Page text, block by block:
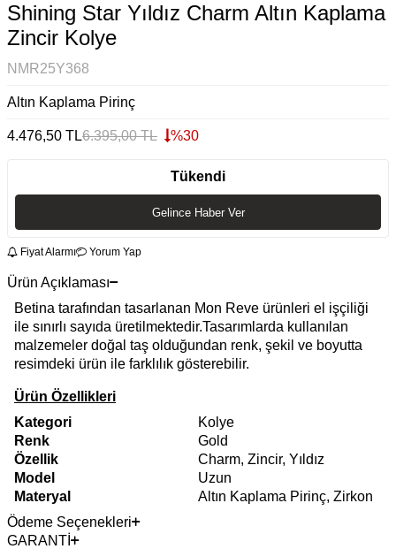
Shining Star Yıldız Charm Altın Kaplama
Zincir Kolye
NMR25Y368
Altın Kaplama Pirinç
4.476,50 TL6.395,00TL %30
Tükendi
Gelince Haber Ver
Fiyat Alarmı Yorum Yap
Ürün Açıklaması
Betina tarafından tasarlanan Mon Reve ürünleri el işçiliği
ile sınırlı sayıda üretilmektedir.Tasarımlarda kullanılan
malzemeler doğal taş olduğundan renk, şekil ve boyutta
resimdeki ürün ile farklılık gösterebilir.
Ürün Özellikleri
Kategori
Kolye
Renk
Gold
Özellik
Charm, Zincir, Yıldız
Model
Uzun
Materyal
Altın Kaplama Pirinç, Zirkon
Ödeme Seçenekleri
GARANTİ